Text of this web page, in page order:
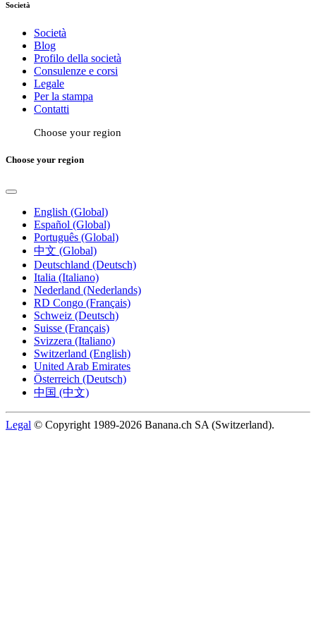
Società
Società
Blog
Profilo della società
Consulenze e corsi
Legale
Per la stampa
Contatti
Choose your region
Choose your region
English (Global)
Español (Global)
Português (Global)
中文 (Global)
Deutschland (Deutsch)
Italia (Italiano)
Nederland (Nederlands)
RD Congo (Français)
Schweiz (Deutsch)
Suisse (Français)
Svizzera (Italiano)
Switzerland (English)
United Arab Emirates
Österreich (Deutsch)
中国 (中文)
Legal © Copyright 1989-2026 Banana.ch SA (Switzerland).